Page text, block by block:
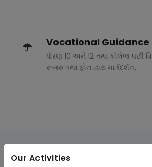
Our Activities
Vocational Guidance
ધોરણ 10 અને 12 તથા કોલેજ પછી
રૂબરુ તથા ફોન દ્વારા માર્ગદર્શન.